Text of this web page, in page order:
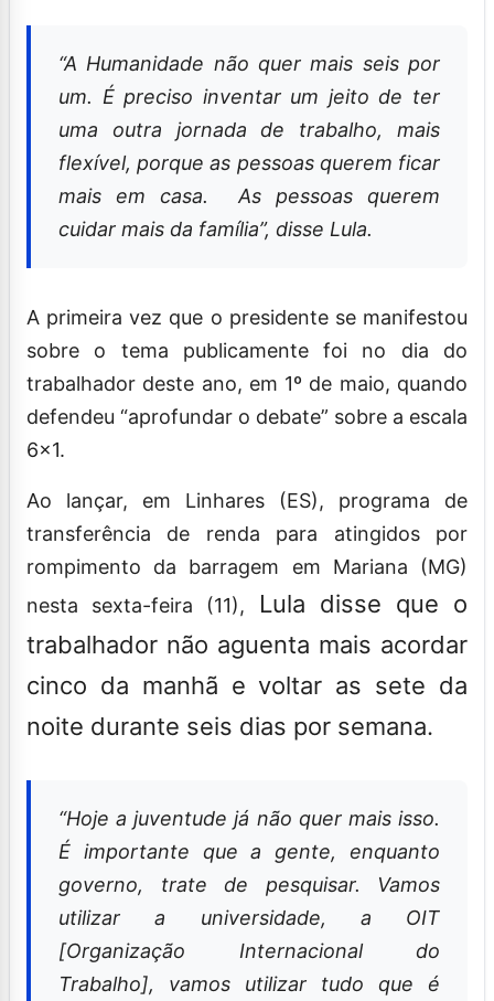
“A Humanidade não quer mais seis por
um. É preciso inventar um jeito de ter
uma outra jornada de trabalho, mais
flexível, porque as pessoas querem ficar
mais em casa. As pessoas querem
cuidar mais da família”, disse Lula.
A primeira vez que o presidente se manifestou
sobre o tema publicamente foi no dia do
trabalhador deste ano, em 1º de maio, quando
defendeu “aprofundar o debate” sobre a escala
6×1.
Ao lançar, em Linhares (ES), programa de
transferência de renda para atingidos por
rompimento da barragem em Mariana (MG)
nesta sexta-feira (11),
Lula disse que o
trabalhador não aguenta mais acordar
cinco da manhã e voltar as sete da
noite durante seis dias por semana.
“Hoje a juventude já não quer mais isso.
É importante que a gente, enquanto
governo, trate de pesquisar. Vamos
utilizar a universidade, a OIT
[Organização Internacional do
Trabalho], vamos utilizar tudo que é